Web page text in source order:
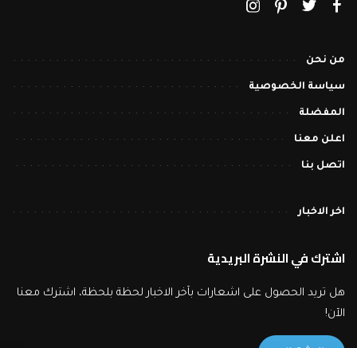
من نحن
سياسة الخصوصية
المفضلة
اعلن معنا
اتصل بنا
اخر الاخبار
اشترك في النشرة البريدية
هل تريد الحصول على اشعارات بآخر الاخبار لحظة بلحظة، اشترك معنا
الآن!